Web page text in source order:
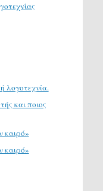
λογοτεχνία.
και ποιος
καιρό»
καιρό»